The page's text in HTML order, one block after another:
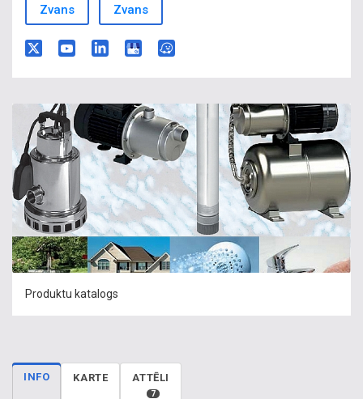
Zvans Zvans
Produktu katalogs
INFO KARTE ATTĒLI
7